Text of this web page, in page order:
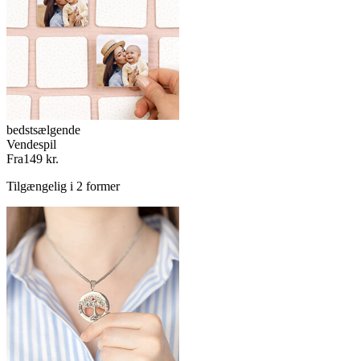
bedstsælgende
Vendespil
Fra149 kr.
Tilgængelig i 2 former